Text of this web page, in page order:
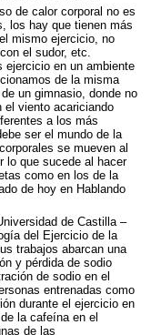
de calor corporal no es
los hay que tienen más
mismo ejercicio, no
el sudor, etc.
ejercicio en un ambiente
de la misma
un gimnasio, donde no
el viento acariciando
a los más
ser el mundo de la
se mueven al
lo que sucede al hacer
como en los de la
de hoy en Hablando
de Castilla –
del Ejercicio de la
trabajos abarcan una
y pérdida de sodio
de sodio en el
entrenadas como
durante el ejercicio en
la cafeína en el
de las